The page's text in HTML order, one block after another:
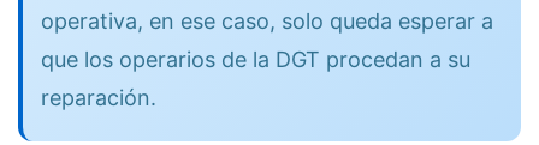
operativa, en ese caso, solo queda esperar a
que los operarios de la DGT procedan a su
reparación.